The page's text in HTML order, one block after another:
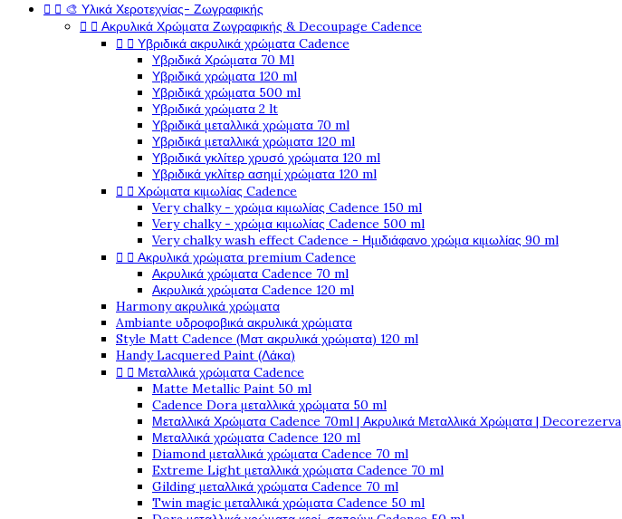
  🎨 Υλικά Χεροτεχνίας- Ζωγραφικής
  Ακρυλικά Χρώματα Ζωγραφικής & Decoupage Cadence
  Υβριδικά ακρυλικά χρώματα Cadence
Υβριδικά Χρώματα 70 Ml
Υβριδικά χρώματα 120 ml
Υβριδικά χρώματα 500 ml
Υβριδικά χρώματα 2 lt
Υβριδικά μεταλλικά χρώματα 70 ml
Υβριδικά μεταλλικά χρώματα 120 ml
Υβριδικά γκλίτερ χρυσό χρώματα 120 ml
Υβριδικά γκλίτερ ασημί χρώματα 120 ml
  Χρώματα κιμωλίας Cadence
Very chalky - χρώμα κιμωλίας Cadence 150 ml
Very chalky - χρώμα κιμωλίας Cadence 500 ml
Very chalky wash effect Cadence - Ημιδιάφανο χρώμα κιμωλίας 90 ml
  Ακρυλικά χρώματα premium Cadence
Ακρυλικά χρώματα Cadence 70 ml
Ακρυλικά χρώματα Cadence 120 ml
Harmony ακρυλικά χρώματα
Ambiante υδροφοβικά ακρυλικά χρώματα
Style Matt Cadence (Ματ ακρυλικά χρώματα) 120 ml
Handy Lacquered Paint (Λάκα)
  Μεταλλικά χρώματα Cadence
Matte Metallic Paint 50 ml
Cadence Dora μεταλλικά χρώματα 50 ml
Μεταλλικά Χρώματα Cadence 70ml | Ακρυλικά Μεταλλικά Χρώματα | Decorezerva
Μεταλλικά χρώματα Cadence 120 ml
Diamond μεταλλικά χρώματα Cadence 70 ml
Extreme Light μεταλλικά χρώματα Cadence 70 ml
Gilding μεταλλικά χρώματα Cadence 70 ml
Twin magic μεταλλικά χρώματα Cadence 50 ml